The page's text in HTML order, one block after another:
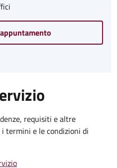
requisiti e altre
termini e le condizioni di